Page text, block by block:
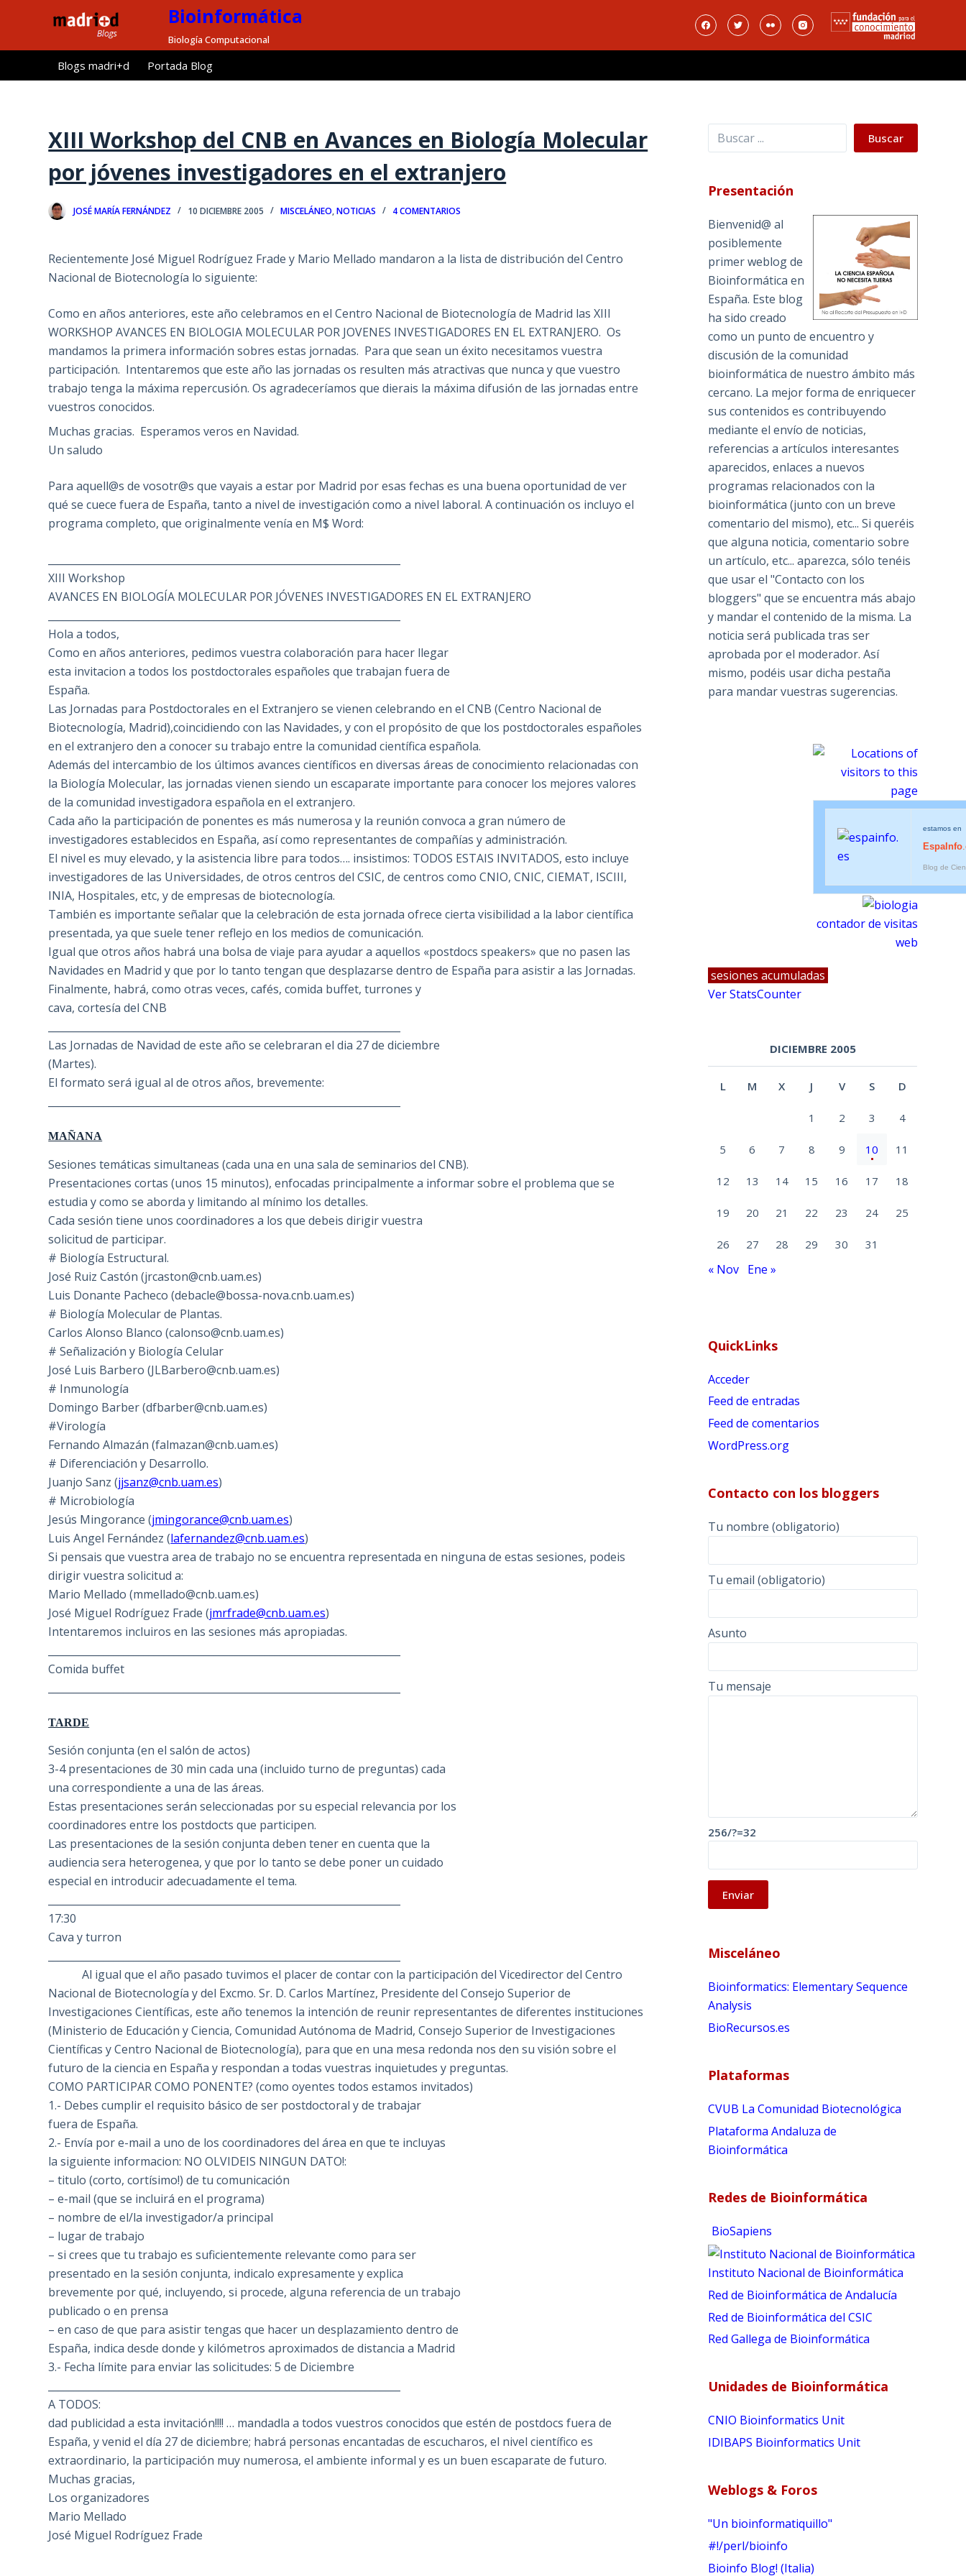
l
Bioinformática
Biología Computacional
Blogs madri+d Portada Blog
XIII Workshop del CNB en Avances en Biología Molecular
por jóvenes investigadores en el extranjero
JOSÉ MARÍA FERNÁNDEZ 10 DICIEMBRE 2005 MISCELÁNEO,NOTICIAS 4 COMENTARIOS
Recientemente José Miguel Rodríguez Frade y Mario Mellado mandaron a la lista de distribución del Centro
Nacional de Biotecnología lo siguiente:
Como en años anteriores, este año celebramos en el Centro Nacional de Biotecnología de Madrid las XIII
WORKSHOP AVANCES EN BIOLOGIA MOLECULAR POR JOVENES INVESTIGADORES EN EL EXTRANJERO. Os
mandamos la primera información sobres estas jornadas. Para que sean un éxito necesitamos vuestra
participación. Intentaremos que este año las jornadas os resulten más atractivas que nunca y que vuestro
trabajo tenga la máxima repercusión. Os agradeceríamos que dierais la máxima difusión de las jornadas entre
vuestros conocidos.
Muchas gracias. Esperamos veros en Navidad.
Un saludo
Para aquell@s de vosotr@s que vayais a estar por Madrid por esas fechas es una buena oportunidad de ver
qué se cuece fuera de España, tanto a nivel de investigación como a nivel laboral. A continuación os incluyo el
programa completo, que originalmente venía en M$ Word:
XIII Workshop
AVANCES EN BIOLOGÍA MOLECULAR POR JÓVENES INVESTIGADORES EN EL EXTRANJERO
Hola a todos,
Como en años anteriores, pedimos vuestra colaboración para hacer llegar
esta invitacion a todos los postdoctorales españoles que trabajan fuera de
España.
Las Jornadas para Postdoctorales en el Extranjero se vienen celebrando en el CNB (Centro Nacional de
Biotecnología, Madrid),coincidiendo con las Navidades, y con el propósito de que los postdoctorales españoles
en el extranjero den a conocer su trabajo entre la comunidad científica española.
Además del intercambio de los últimos avances científicos en diversas áreas de conocimiento relacionadas con
la Biología Molecular, las jornadas vienen siendo un escaparate importante para conocer los mejores valores
de la comunidad investigadora española en el extranjero.
Cada año la participación de ponentes es más numerosa y la reunión convoca a gran número de
investigadores establecidos en España, así como representantes de compañías y administración.
El nivel es muy elevado, y la asistencia libre para todos…. insistimos: TODOS ESTAIS INVITADOS, esto incluye
investigadores de las Universidades, de otros centros del CSIC, de centros como CNIO, CNIC, CIEMAT, ISCIII,
INIA, Hospitales, etc, y de empresas de biotecnología.
También es importante señalar que la celebración de esta jornada ofrece cierta visibilidad a la labor científica
presentada, ya que suele tener reflejo en los medios de comunicación.
Igual que otros años habrá una bolsa de viaje para ayudar a aquellos «postdocs speakers» que no pasen las
Navidades en Madrid y que por lo tanto tengan que desplazarse dentro de España para asistir a las Jornadas.
Finalmente, habrá, como otras veces, cafés, comida buffet, turrones y
cava, cortesía del CNB
Las Jornadas de Navidad de este año se celebraran el dia 27 de diciembre
(Martes).
El formato será igual al de otros años, brevemente:
MAÑANA
Sesiones temáticas simultaneas (cada una en una sala de seminarios del CNB).
Presentaciones cortas (unos 15 minutos), enfocadas principalmente a informar sobre el problema que se
estudia y como se aborda y limitando al mínimo los detalles.
Cada sesión tiene unos coordinadores a los que debeis dirigir vuestra
solicitud de participar.
# Biología Estructural.
José Ruiz Castón (jrcaston@cnb.uam.es)
Luis Donante Pacheco (debacle@bossa-nova.cnb.uam.es)
# Biología Molecular de Plantas.
Carlos Alonso Blanco (calonso@cnb.uam.es)
# Señalización y Biología Celular
José Luis Barbero (JLBarbero@cnb.uam.es)
# Inmunología
Domingo Barber (dfbarber@cnb.uam.es)
#Virología
Fernando Almazán (falmazan@cnb.uam.es)
# Diferenciación y Desarrollo.
Juanjo Sanz (jjsanz@cnb.uam.es)
# Microbiología
Jesús Mingorance (jmingorance@cnb.uam.es)
Luis Angel Fernández (lafernandez@cnb.uam.es)
Si pensais que vuestra area de trabajo no se encuentra representada en ninguna de estas sesiones, podeis
dirigir vuestra solicitud a:
Mario Mellado (mmellado@cnb.uam.es)
José Miguel Rodríguez Frade (jmrfrade@cnb.uam.es)
Intentaremos incluiros en las sesiones más apropiadas.
Comida buffet
TARDE
Sesión conjunta (en el salón de actos)
3-4 presentaciones de 30 min cada una (incluido turno de preguntas) cada
una correspondiente a una de las áreas.
Estas presentaciones serán seleccionadas por su especial relevancia por los
coordinadores entre los postdocts que participen.
Las presentaciones de la sesión conjunta deben tener en cuenta que la
audiencia sera heterogenea, y que por lo tanto se debe poner un cuidado
especial en introducir adecuadamente el tema.
17:30
Cava y turron
Al igual que el año pasado tuvimos el placer de contar con la participación del Vicedirector del Centro
Nacional de Biotecnología y del Excmo. Sr. D. Carlos Martínez, Presidente del Consejo Superior de
Investigaciones Científicas, este año tenemos la intención de reunir representantes de diferentes instituciones
(Ministerio de Educación y Ciencia, Comunidad Autónoma de Madrid, Consejo Superior de Investigaciones
Científicas y Centro Nacional de Biotecnología), para que en una mesa redonda nos den su visión sobre el
futuro de la ciencia en España y respondan a todas vuestras inquietudes y preguntas.
COMO PARTICIPAR COMO PONENTE? (como oyentes todos estamos invitados)
1.- Debes cumplir el requisito básico de ser postdoctoral y de trabajar
fuera de España.
2.- Envía por e-mail a uno de los coordinadores del área en que te incluyas
la siguiente informacion: NO OLVIDEIS NINGUN DATO!:
– titulo (corto, cortísimo!) de tu comunicación
– e-mail (que se incluirá en el programa)
– nombre de el/la investigador/a principal
– lugar de trabajo
– si crees que tu trabajo es suficientemente relevante como para ser
presentado en la sesión conjunta, indicalo expresamente y explica
brevemente por qué, incluyendo, si procede, alguna referencia de un trabajo
publicado o en prensa
– en caso de que para asistir tengas que hacer un desplazamiento dentro de
España, indica desde donde y kilómetros aproximados de distancia a Madrid
3.- Fecha límite para enviar las solicitudes: 5 de Diciembre
A TODOS:
dad publicidad a esta invitación!!!! … mandadla a todos vuestros conocidos que estén de postdocs fuera de
España, y venid el día 27 de diciembre; habrá personas encantadas de escucharos, el nivel científico es
extraordinario, la participación muy numerosa, el ambiente informal y es un buen escaparate de futuro.
Muchas gracias,
Los organizadores
Mario Mellado
José Miguel Rodríguez Frade
Buscar Buscar
Presentación
Bienvenid@ al
posiblemente
primer weblog de
Bioinformática en
España. Este blog
ha sido creado
como un punto de encuentro y
discusión de la comunidad
bioinformática de nuestro ámbito más
cercano. La mejor forma de enriquecer
sus contenidos es contribuyendo
mediante el envío de noticias,
referencias a artículos interesantes
aparecidos, enlaces a nuevos
programas relacionados con la
bioinformática (junto con un breve
comentario del mismo), etc... Si queréis
que alguna noticia, comentario sobre
un artículo, etc... aparezca, sólo tenéis
que usar el "Contacto con los
bloggers" que se encuentra más abajo
y mandar el contenido de la misma. La
noticia será publicada tras ser
aprobada por el moderador. Así
mismo, podéis usar dicha pestaña
para mandar vuestras sugerencias.
estamos en
EspaInfo
Blog de
contador de visitas
web
sesiones acumuladas
Ver StatsCounter
DICIEMBRE 2005
L M X J V S D
1 2 3 4
5 6 7 8 9 10 11
12 13 14 15 16 17 18
19 20 21 22 23 24 25
26 27 28 29 30 31
« Nov Ene »
QuickLinks
Acceder
Feed de entradas
Feed de comentarios
WordPress.org
Contacto con los bloggers
Tu nombre (obligatorio)
Tu email (obligatorio)
Asunto
Tu mensaje
256/?=32
t
r
n
a
v
:
Misceláneo
Bioinformatics: Elementary Sequence
Analysis
BioRecursos.es
Plataformas
CVUB La Comunidad Biotecnológica
Plataforma Andaluza de
Bioinformática
Redes de Bioinformática
BioSapiens
Instituto Nacional de Bioinformática
Red de Bioinformática de Andalucía
Red de Bioinformática del CSIC
Red Gallega de Bioinformática
Unidades de Bioinformática
CNIO Bioinformatics Unit
IDIBAPS Bioinformatics Unit
Weblogs & Foros
"Un bioinformatiquillo"
#!/perl/bioinfo
Bioinfo Blog! (Italia)